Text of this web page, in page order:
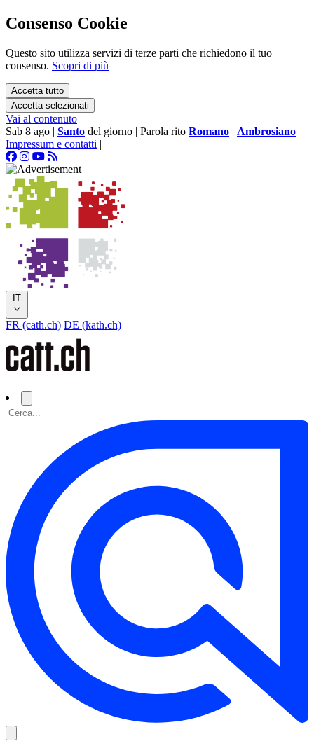
Consenso Cookie
Questo sito utilizza servizi di terze parti che richiedono il tuo
consenso. Scopri di più
Accetta tutto
Accetta selezionati
Vai al contenuto
Sab 8 ago | Santo del giorno | Parola rito Romano | Ambrosiano
Impressum e contatti |
IT
FR (cath.ch) DE (kath.ch)